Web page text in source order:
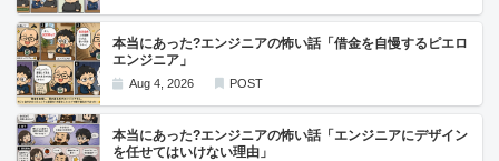
本当にあった?エンジニアの怖い話「借金を自慢するピエロ
エンジニア」
Aug 4, 2026 POST
本当にあった?エンジニアの怖い話「エンジニアにデザイン
を任せてはいけない理由」